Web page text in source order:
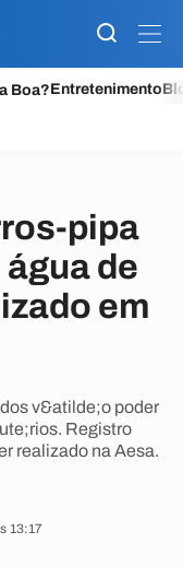
Boa?Entretenimento
pipa
de
em
v&atilde;o poder
Registro
realizado na Aesa.
13:17